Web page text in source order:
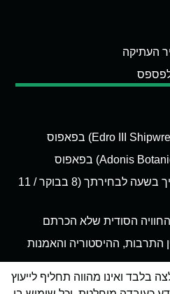
העתיקה
סיור סגוויי בפאפוס עם מדריך בשעה לבחירתך (8 בבוקר / 11
הסודית שלא הכרתם
התרבות, ההיסטוריה והאמנות
בלבד ואינו מהווה תחליף לייעוץ